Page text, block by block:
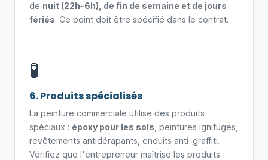
de nuit (22h–6h), de fin de semaine et de jours
fériés. Ce point doit être spécifié dans le contrat.
🧪
6. Produits spécialisés
La peinture commerciale utilise des produits
spéciaux : époxy pour les sols , peintures ignifuges,
revêtements antidérapants, enduits anti-graffiti.
Vérifiez que l'entrepreneur maîtrise les produits